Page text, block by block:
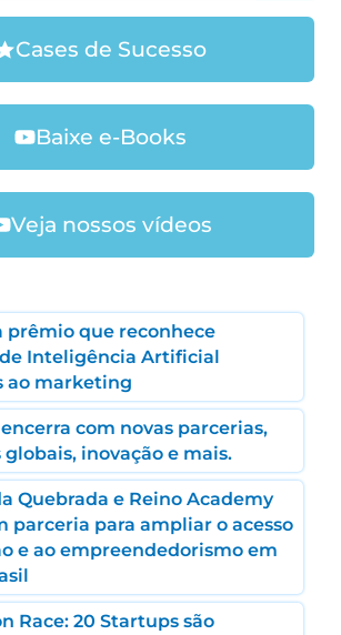
Cases de Sucesso
Baixe e-Books
Veja nossos vídeos
prêmio que reconhece
Inteligência Artificial
ao marketing
com novas parcerias,
globais, inovação e mais.
Quebrada e Reino Academy
parceria para ampliar o acesso
e ao empreendedorismo em
Race: 20 Startups são